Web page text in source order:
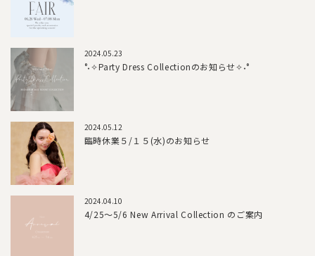
2024.05.23
°˖✧Party Dress Collectionのお知らせ✧˖°
2024.05.12
臨時休業５/１５(水)のお知らせ
2024.04.10
4/25～5/6 New Arrival Collection のご案内